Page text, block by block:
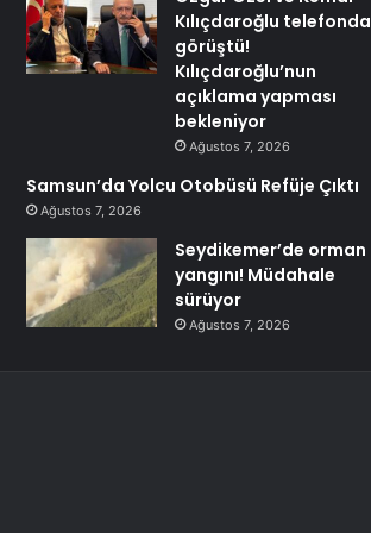
Kılıçdaroğlu telefonda
görüştü!
Kılıçdaroğlu’nun
açıklama yapması
bekleniyor
Ağustos 7, 2026
Samsun’da Yolcu Otobüsü Refüje Çıktı
Ağustos 7, 2026
Seydikemer’de orman
yangını! Müdahale
sürüyor
Ağustos 7, 2026